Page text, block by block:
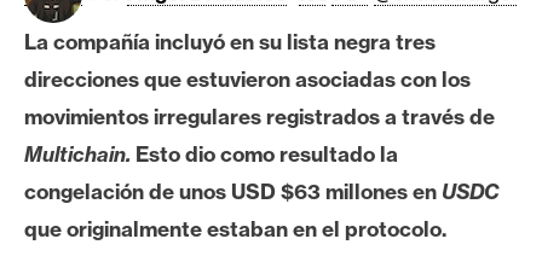
c
o
i
n
E
t
h
La compañía incluyó en su lista negra tres
direcciones que estuvieron asociadas con los
movimientos irregulares registrados a través de
Multichain. Esto dio como resultado la
congelación de unos USD $63 millones en USDC
que originalmente estaban en el protocolo.